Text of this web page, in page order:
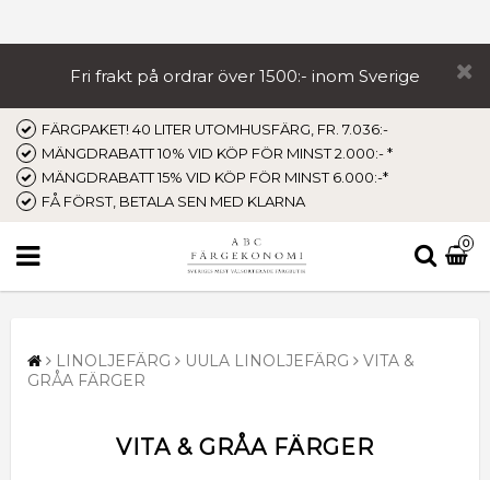
Fri frakt på ordrar över 1500:- inom Sverige
FÄRGPAKET! 40 LITER UTOMHUSFÄRG, FR. 7.036:-
MÄNGDRABATT 10% VID KÖP FÖR MINST 2.000:- *
MÄNGDRABATT 15% VID KÖP FÖR MINST 6.000:-*
FÅ FÖRST, BETALA SEN MED KLARNA
0
LINOLJEFÄRG UULA LINOLJEFÄRG
VITA &
GRÅA FÄRGER
VITA & GRÅA FÄRGER